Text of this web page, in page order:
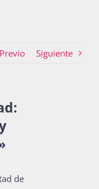
Previo Siguiente
de